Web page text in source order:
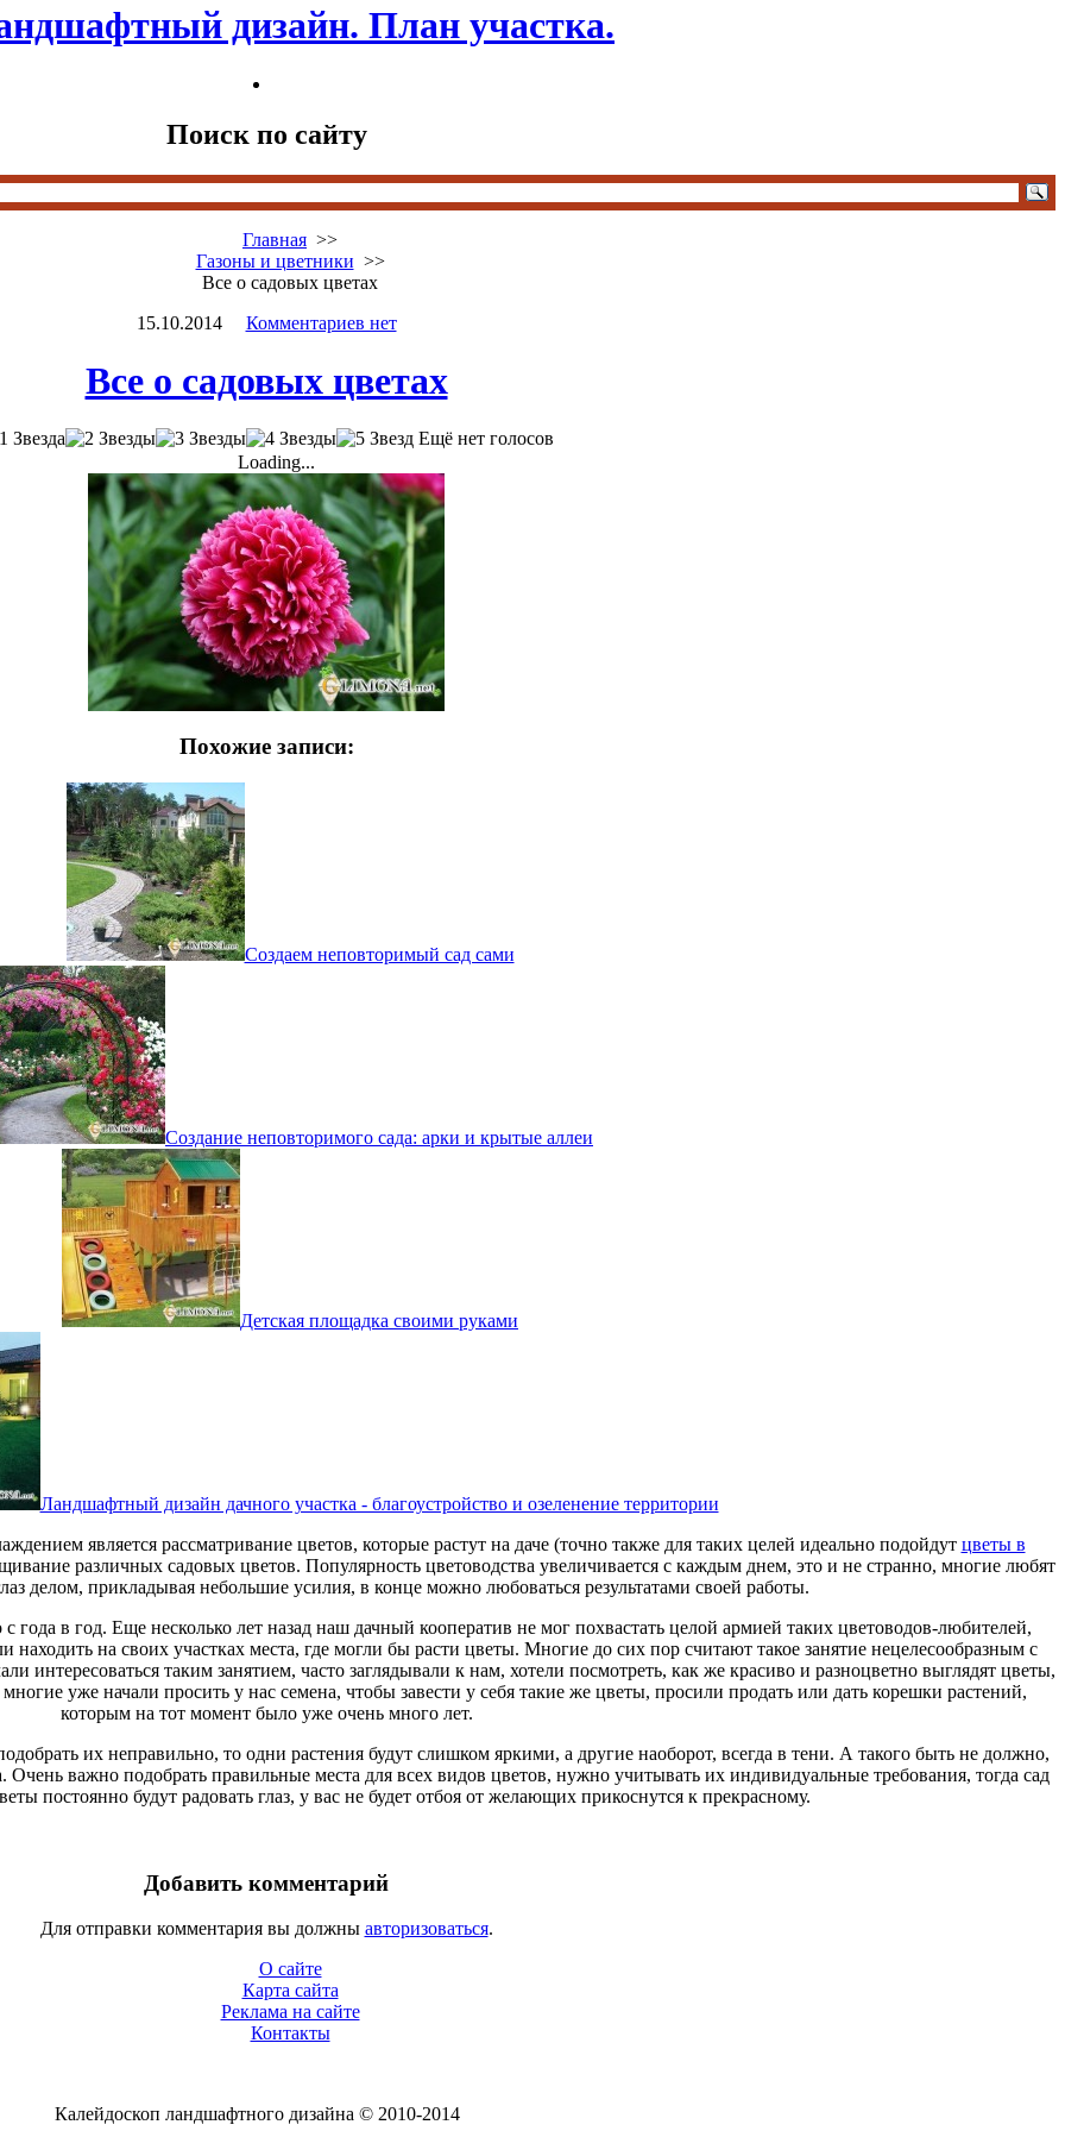
дизайн. План участка.
Поиск по сайту
Главная >>
Газоны и цветники >>
Все о садовых цветах
15.10.2014
Комментариев нет
Все о садовых цветах
Ещё нет голосов
Loading...
Похожие записи:
Создаем неповторимый сад сами
Создание неповторимого сада: арки и крытые аллеи
Детская площадка своими руками
Ландшафтный дизайн дачного участка - благоустройство и озеленение территории
является рассматривание цветов, которые растут на даче (точно также для таких целей идеально подойдут цветы в
различных садовых цветов. Популярность цветоводства увеличивается с каждым днем, это и не странно, многие любят
делом, прикладывая небольшие усилия, в конце можно любоваться результатами своей работы.
года в год. Еще несколько лет назад наш дачный кооператив не мог похвастать целой армией таких цветоводов-любителей,
находить на своих участках места, где могли бы расти цветы. Многие до сих пор считают такое занятие нецелесообразным с
интересоваться таким занятием, часто заглядывали к нам, хотели посмотреть, как же красиво и разноцветно выглядят цветы,
уже начали просить у нас семена, чтобы завести у себя такие же цветы, просили продать или дать корешки растений,
которым на тот момент было уже очень много лет.
их неправильно, то одни растения будут слишком яркими, а другие наоборот, всегда в тени. А такого быть не должно,
важно подобрать правильные места для всех видов цветов, нужно учитывать их индивидуальные требования, тогда сад
постоянно будут радовать глаз, у вас не будет отбоя от желающих прикоснутся к прекрасному.
Добавить комментарий
Для отправки комментария вы должны авторизоваться.
О сайте
Карта сайта
Реклама на сайте
Контакты
Калейдоскоп ландшафтного дизайна © 2010-2014